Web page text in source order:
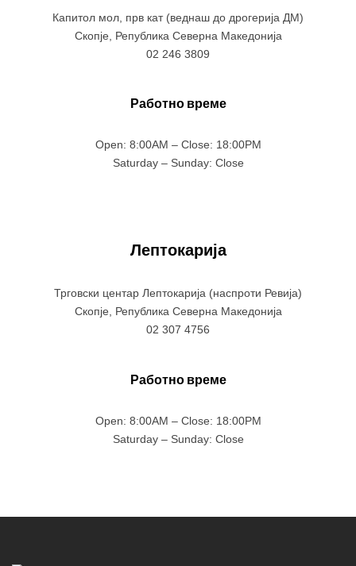
Капитол мол, прв кат (веднаш до дрогерија ДМ)
Скопје, Република Северна Македонија
02 246 3809
Работно време
Open: 8:00AM – Close: 18:00PM
Saturday – Sunday: Close
Лептокарија
Трговски центар Лептокарија (наспроти Ревија)
Скопје, Република Северна Македонија
02 307 4756
Работно време
Open: 8:00AM – Close: 18:00PM
Saturday – Sunday: Close